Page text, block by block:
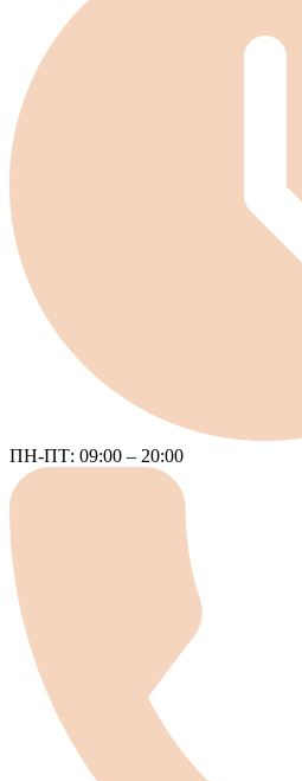
ПН-ПТ: 09:00 – 20:00